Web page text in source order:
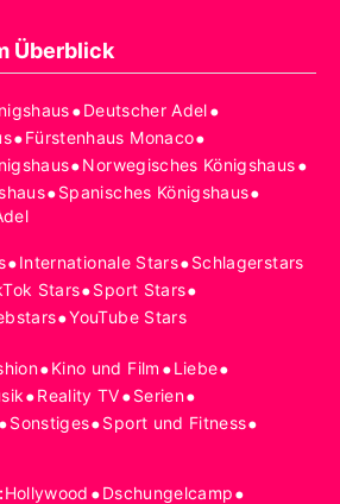
Überblick
•Deutscher Adel•
•Fürstenhaus Monaco•
•Norwegisches Königshaus•
•Spanisches Königshaus•
•Internationale Stars•Schlagerstars
Stars•Sport Stars•
•YouTube Stars
•Kino und Film •Liebe•
•Reality TV•Serien•
•Sonstiges•Sport und Fitness•
:Hollywood •Dschungelcamp•